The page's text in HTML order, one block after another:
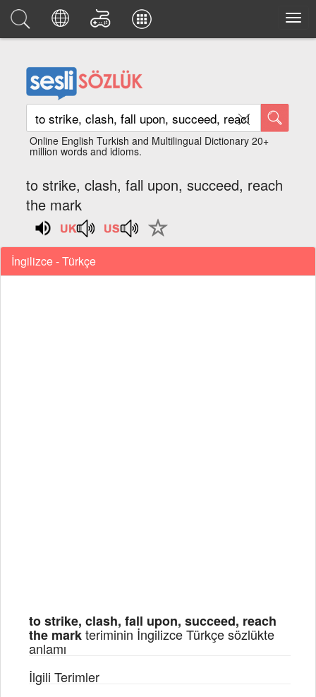
Online English Turkish and Multilingual Dictionary 20+
million words and idioms.
to strike, clash, fall upon, succeed, reach
the mark
İngilizce - Türkçe
to strike, clash, fall upon, succeed, reach
the markteriminin İngilizce Türkçe sözlükte
anlamı
İlgili Terimler